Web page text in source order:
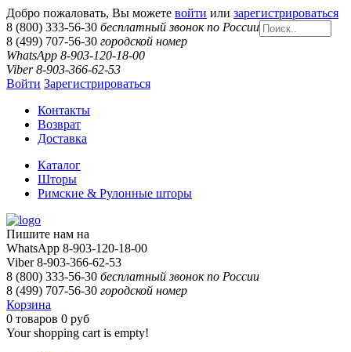
Добро пожаловать, Вы можете войти или зарегистрироваться
8 (800) 333-56-30 бесплатный звонок по России
8 (499) 707-56-30 городской номер
WhatsApp 8-903-120-18-00
Viber 8-903-366-62-53
Войти Зарегистрироваться
Контакты
Возврат
Доставка
Каталог
Шторы
Римские & Рулонные шторы
Пишите нам на
WhatsApp 8-903-120-18-00
Viber 8-903-366-62-53
8 (800) 333-56-30 бесплатный звонок по России
8 (499) 707-56-30 городской номер
Корзина
0 товаров 0 руб
Your shopping cart is empty!